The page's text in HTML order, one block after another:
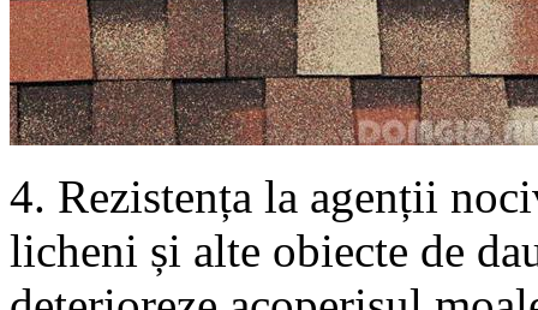
4. Rezistența la agenții
licheni și alte obiecte de